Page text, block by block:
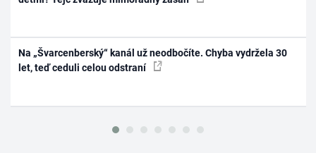
Na „Švarcenberský“ kanál už neodbočíte. Chyba vydržela 30
let, teď ceduli celou odstraní